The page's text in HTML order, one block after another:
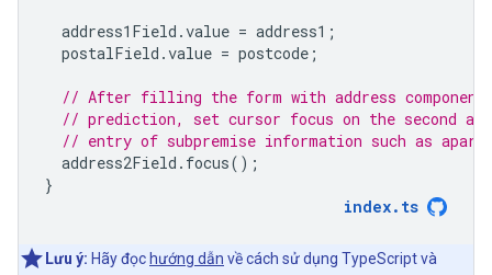
address1Field .value = address1 ;
postalField .value = postcode ;
// After filling the form with address components
// prediction, set cursor focus on the second
// entry of subpremise information such as
address2Field . focus();
}
index. ts
Lưu ý: Hãy đọc hướng dẫn về cách sử dụng TypeScript và